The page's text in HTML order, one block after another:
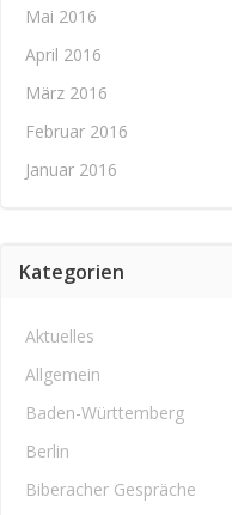
Mai 2016
April 2016
März 2016
Februar 2016
Januar 2016
Kategorien
Aktuelles
Allgemein
Baden-Württemberg
Berlin
Biberacher Gespräche